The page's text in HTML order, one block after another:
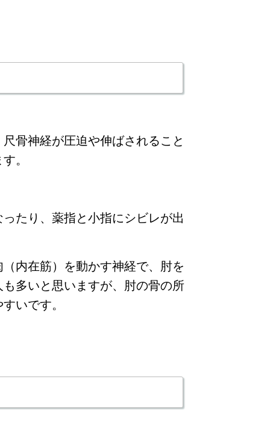
骨神経が圧迫や伸ばされること
。
たり、薬指と小指にシビレが出
内在筋）を動かす神経で、肘を
多いと思いますが、肘の骨の所
いです。